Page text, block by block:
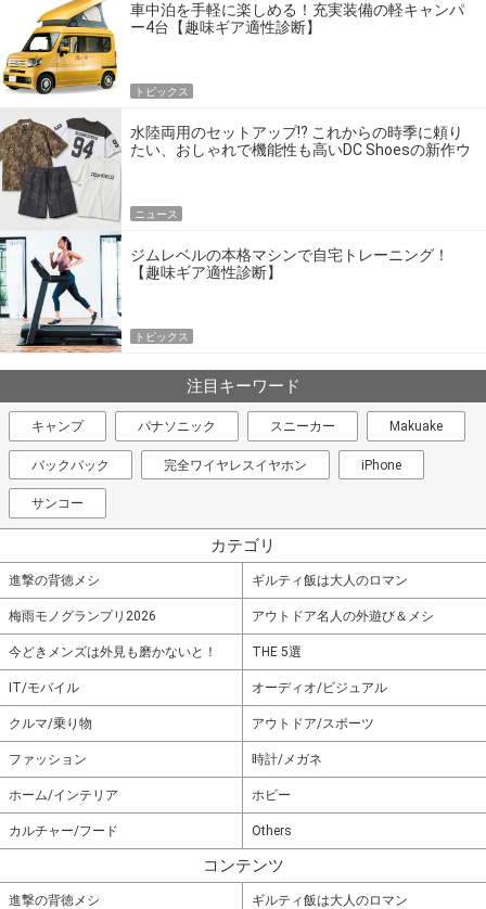
車中泊を手軽に楽しめる！充実装備の軽キャンパ
ー4台【趣味ギア適性診断】
トピックス
水陸両用のセットアップ!? これからの時季に頼り
たい、おしゃれで機能性も高いDC Shoesの新作ウ
ニュース
ジムレベルの本格マシンで自宅トレーニング！
【趣味ギア適性診断】
トピックス
注目キーワード
キャンプ パナソニック スニーカー Makuake
バックパック 完全ワイヤレスイヤホン iPhone
サンコー
カテゴリ
進撃の背徳メシ ギルティ飯は大人のロマン
梅雨モノグランプリ2026 アウトドア名人の外遊び＆メシ
今どきメンズは外見も磨かないと！ THE 5選
IT/モバイル オーディオ/ビジュアル
クルマ/乗り物 アウトドア/スポーツ
ファッション 時計/メガネ
ホーム/インテリア ホビー
カルチャー/フード Others
コンテンツ
進撃の背徳メシ ギルティ飯は大人のロマン